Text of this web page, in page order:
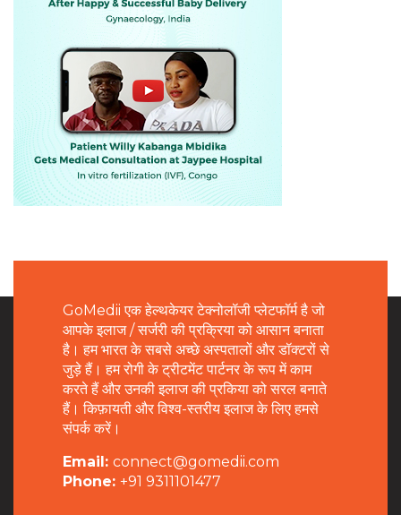
GoMedii एक हेल्थकेयर टेक्नोलॉजी प्लेटफॉर्म है जो
आपके इलाज / सर्जरी की प्रक्रिया को आसान बनाता
है। हम भारत के सबसे अच्छे अस्पतालों और डॉक्टरों से
जुड़े हैं। हम रोगी के ट्रीटमेंट पार्टनर के रूप में काम
करते हैं और उनकी इलाज की प्रकिया को सरल बनाते
हैं। किफ़ायती और विश्व-स्तरीय इलाज के लिए हमसे
संपर्क करें।
Email: connect@gomedii.com
Phone: +91 9311101477